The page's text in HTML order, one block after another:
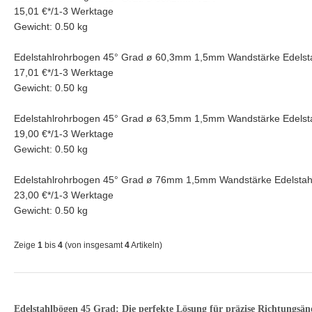
15,01 €*/1-3 Werktage
Gewicht: 0.50 kg
Edelstahlrohrbogen 45° Grad ø 60,3mm 1,5mm Wandstärke
17,01 €*/1-3 Werktage
Gewicht: 0.50 kg
Edelstahlrohrbogen 45° Grad ø 63,5mm 1,5mm Wandstärke
19,00 €*/1-3 Werktage
Gewicht: 0.50 kg
Edelstahlrohrbogen 45° Grad ø 76mm 1,5mm Wandstärke
23,00 €*/1-3 Werktage
Gewicht: 0.50 kg
Zeige 1 bis 4 (von insgesamt4Artikeln)
Edelstahlbögen 45 Grad: Die perfekte Lösung für präzise